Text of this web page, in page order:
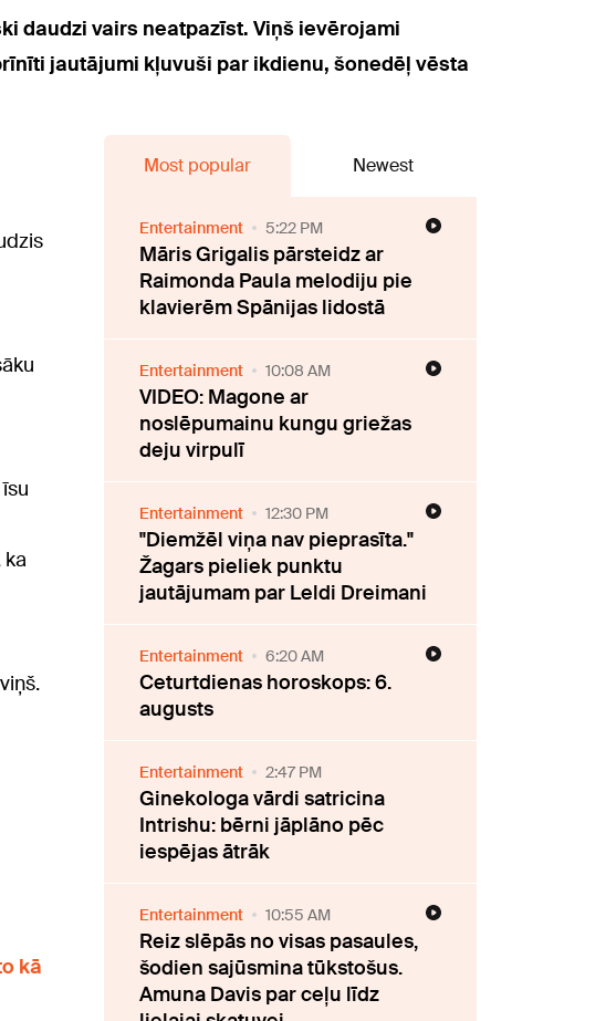
daudzi vairs neatpazīst. Viņš ievērojami
jautājumi kļuvuši par ikdienu, šonedēļ vēsta
kā
Most popular Newest
Entertainment 5:22 PM
Māris Grigalis pārsteidz ar
Raimonda Paula melodiju pie
klavierēm Spānijas lidostā
Entertainment 10:08 AM
VIDEO: Magone ar
noslēpumainu kungu griežas
deju virpulī
Entertainment 12:30 PM
"Diemžēl viņa nav pieprasīta."
Žagars pieliek punktu
jautājumam par Leldi Dreimani
Entertainment 6:20 AM
Ceturtdienas horoskops: 6.
augusts
Entertainment 2:47 PM
Ginekologa vārdi satricina
Intrishu: bērni jāplāno pēc
iespējas ātrāk
Entertainment 10:55 AM
Reiz slēpās no visas pasaules,
šodien sajūsmina tūkstošus.
Amuna Davis par ceļu līdz